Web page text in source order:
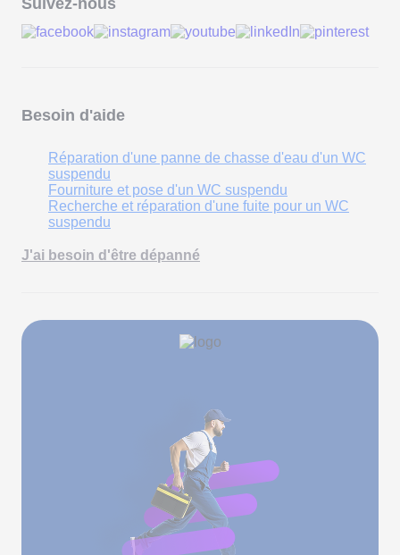
Suivez-nous
Besoin d'aide
Réparation d'une panne de chasse d'eau d'un WC
suspendu
Fourniture et pose d'un WC suspendu
Recherche et réparation d'une fuite pour un WC
suspendu
J'ai besoin d'être dépanné